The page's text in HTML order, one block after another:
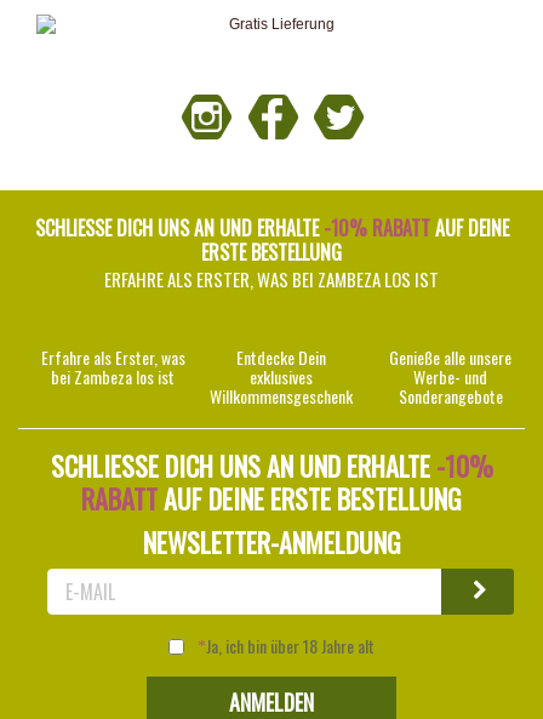
SCHLIESSE DICH UNS AN UND ERHALTE -10% RABATTAUF DEINE
ERSTE BESTELLUNG
ERFAHRE ALS ERSTER, WAS BEI ZAMBEZA LOS IST
Erfahre als Erster, was
bei Zambeza los ist
Entdecke Dein
exklusives
Willkommensgeschenk
Genieße alle unsere
Werbe- und
Sonderangebote
SCHLIESSE DICH UNS AN UND ERHALTE -10%
RABATTAUF DEINE ERSTE BESTELLUNG
NEWSLETTER-ANMELDUNG
Ja, ich bin über 18 Jahre alt